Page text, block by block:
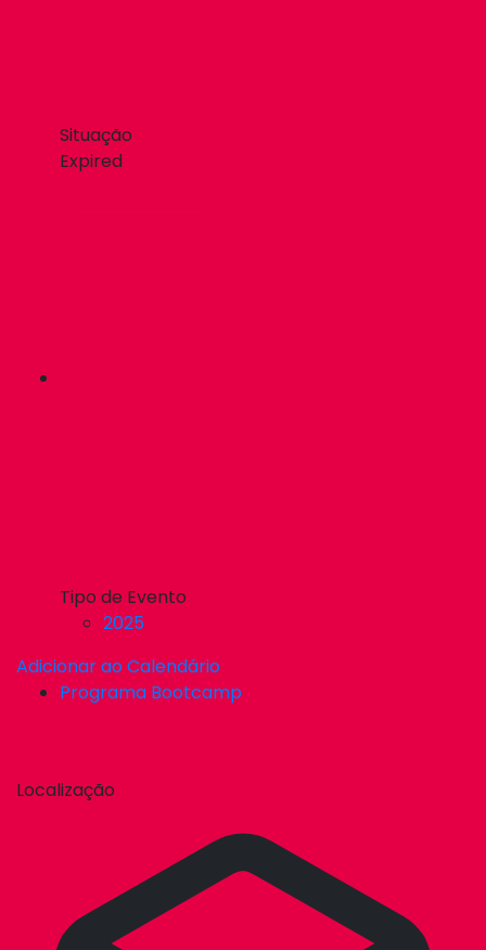
Situação
Expired
Tipo de Evento
2025
Adicionar ao Calendário
Programa Bootcamp
Localização